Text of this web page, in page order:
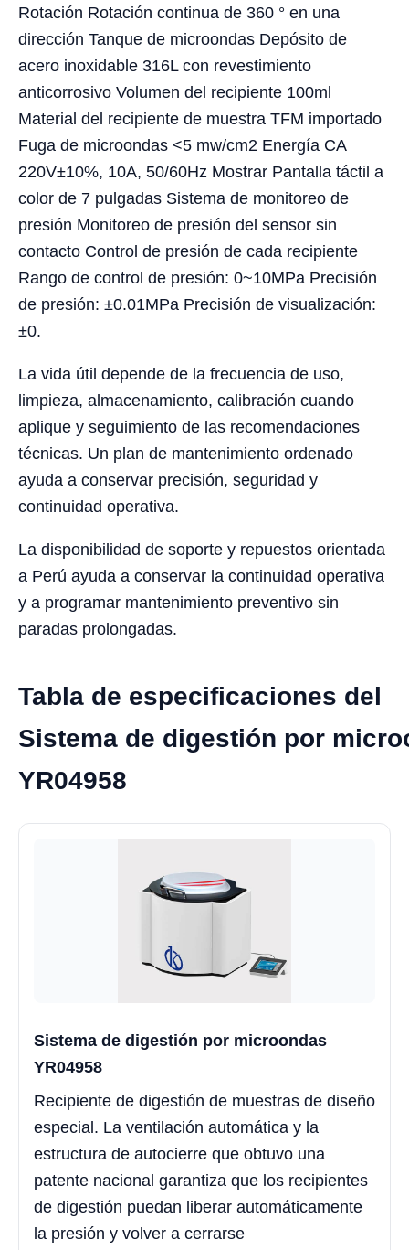
Rotación Rotación continua de 360 ​​° en una
dirección Tanque de microondas Depósito de
acero inoxidable 316L con revestimiento
anticorrosivo Volumen del recipiente 100ml
Material del recipiente de muestra TFM importado
Fuga de microondas <5 mw/cm2 Energía CA
220V±10%, 10A, 50/60Hz Mostrar Pantalla táctil a
color de 7 pulgadas Sistema de monitoreo de
presión Monitoreo de presión del sensor sin
contacto Control de presión de cada recipiente
Rango de control de presión: 0~10MPa Precisión
de presión: ±0.01MPa Precisión de visualización:
±0.
La vida útil depende de la frecuencia de uso,
limpieza, almacenamiento, calibración cuando
aplique y seguimiento de las recomendaciones
técnicas. Un plan de mantenimiento ordenado
ayuda a conservar precisión, seguridad y
continuidad operativa.
La disponibilidad de soporte y repuestos orientada
a Perú ayuda a conservar la continuidad operativa
y a programar mantenimiento preventivo sin
paradas prolongadas.
Tabla de especificaciones del
Sistema de digestión por
YR04958
Sistema de digestión por microondas
YR04958
Recipiente de digestión de muestras de diseño
especial. La ventilación automática y la
estructura de autocierre que obtuvo una
patente nacional garantiza que los recipientes
de digestión puedan liberar automáticamente
la presión y volver a cerrarse